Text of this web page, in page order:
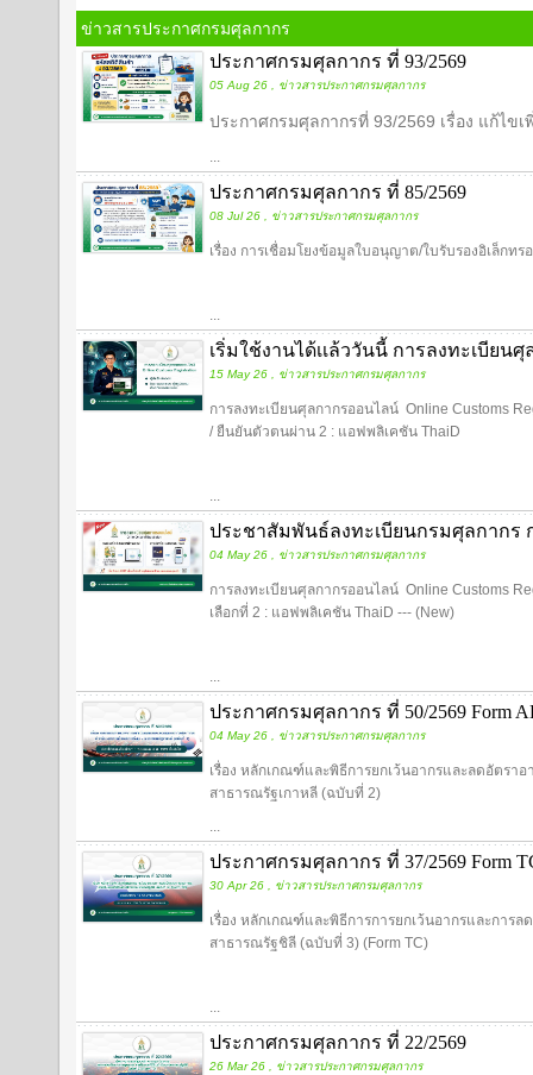
ข่าวสารประกาศกรมศุลกากร
ประกาศกรมศุลกากร ที่ 93/2569
05 Aug 26 , ข่าวสารประกาศกรมศุลกากร
ประกาศกรมศุลกากรที่ 93/2569 เรื่อง แก้ไข
...
ประกาศกรมศุลกากร ที่ 85/2569
08 Jul 26 , ข่าวสารประกาศกรมศุลกากร
เรื่อง การเชื่อมโยงข้อมูลใบอนุญาต/ใบรับรองอิเล็กท
...
เริ่มใช้งานได้เเล้ววันนี้ การลงทะเบียน
15 May 26 , ข่าวสารประกาศกรมศุลกากร
การลงทะเบียนศุลกากรออนไลน์ Online Customs
/ ยืนยันตัวตนผ่าน 2 : แอฟพลิเคชัน ThaiD
...
ประชาสัมพันธ์ลงทะเบียนกรมศุลกากร
04 May 26 , ข่าวสารประกาศกรมศุลกากร
การลงทะเบียนศุลกากรออนไลน์ Online Customs
เลือกที่ 2 : แอฟพลิเคชัน ThaiD --- (New)
...
ประกาศกรมศุลกากร ที่ 50/2569 Form
04 May 26 , ข่าวสารประกาศกรมศุลกากร
เรื่อง หลักเกณฑ์และพิธีการยกเว้นอากรและลดอัตรา
สาธารณรัฐเกาหลี (ฉบับที่ 2)
...
ประกาศกรมศุลกากร ที่ 37/2569 Form
30 Apr 26 , ข่าวสารประกาศกรมศุลกากร
เรื่อง หลักเกณฑ์และพิธีการการยกเว้นอากรและการ
สาธารณรัฐชิลี (ฉบับที่ 3) (Form TC)
...
ประกาศกรมศุลกากร ที่ 22/2569
26 Mar 26 , ข่าวสารประกาศกรมศุลกากร